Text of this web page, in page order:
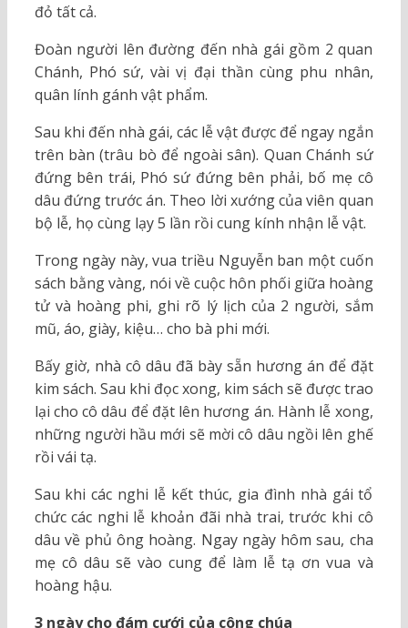
đỏ tất cả.
Đoàn người lên đường đến nhà gái gồm 2 quan
Chánh, Phó sứ, vài vị đại thần cùng phu nhân,
quân lính gánh vật phẩm.
Sau khi đến nhà gái, các lễ vật được để ngay ngắn
trên bàn (trâu bò để ngoài sân). Quan Chánh sứ
đứng bên trái, Phó sứ đứng bên phải, bố mẹ cô
dâu đứng trước án. Theo lời xướng của viên quan
bộ lễ, họ cùng lạy 5 lần rồi cung kính nhận lễ vật.
Trong ngày này, vua triều Nguyễn ban một cuốn
sách bằng vàng, nói về cuộc hôn phối giữa hoàng
tử và hoàng phi, ghi rõ lý lịch của 2 người, sắm
mũ, áo, giày, kiệu… cho bà phi mới.
Bấy giờ, nhà cô dâu đã bày sẵn hương án để đặt
kim sách. Sau khi đọc xong, kim sách sẽ được trao
lại cho cô dâu để đặt lên hương án. Hành lễ xong,
những người hầu mới sẽ mời cô dâu ngồi lên ghế
rồi vái tạ.
Sau khi các nghi lễ kết thúc, gia đình nhà gái tổ
chức các nghi lễ khoản đãi nhà trai, trước khi cô
dâu về phủ ông hoàng. Ngay ngày hôm sau, cha
mẹ cô dâu sẽ vào cung để làm lễ tạ ơn vua và
hoàng hậu.
3 ngày cho đám cưới của công chúa